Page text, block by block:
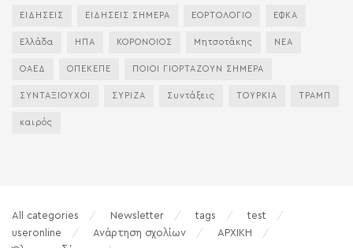
ΕΙΔΗΣΕΙΣ ΕΙΔΗΣΕΙΣ ΣΗΜΕΡΑ ΕΟΡΤΟΛΟΓΙΟ ΕΦΚΑ
Ελλάδα ΗΠΑ ΚΟΡΟΝΟΙΟΣ Μητσοτάκης ΝΕΑ
ΟΑΕΔ ΟΠΕΚΕΠΕ ΠΟΙΟΙ ΓΙΟΡΤΑΖΟΥΝ ΣΗΜΕΡΑ
ΣΥΝΤΑΞΙΟΥΧΟΙ ΣΥΡΙΖΑ Συντάξεις ΤΟΥΡΚΙΑ ΤΡΑΜΠ
καιρός
All categories Newsletter tags
test
useronline
Ανάρτηση σχολίων
ΑΡΧΙΚΗ